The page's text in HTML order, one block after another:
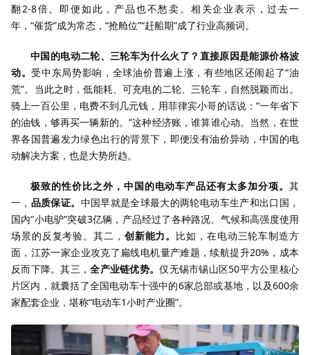
翻2-8倍。即便如此，产品也不愁卖。相关企业表示，过去一
年，“催货”成为常态，“抢舱位”“赶船期”成了行业高频词。
中国的电动二轮、三轮车为什么火了？直接原因是能源价格波
动。受中东局势影响，全球油价普遍上涨，有些地区还闹起了“油
荒”。当此之时，低能耗、可充电的二轮、三轮车，自然脱颖而出。
骑上一百公里，电费不到几元钱，用菲律宾小哥的话说：“一年省下
的油钱，够再买一辆新的。”这种经济账，谁算谁心动。当然，在世
界各国普遍发力绿色出行的背景下，即便没有油价异动，中国的电
动解决方案，也是大势所趋。
极致的性价比之外，中国的电动车产品还有太多加分项。 其
一， 品质保证。 中国早就是全球最大的两轮电动车生产和出口国，
国内“小电驴”突破3亿辆，产品经过了各种路况、气候和高强度使用
场景的反复考验。其二， 创新能力。 比如，在电动三轮车制造方
面，江苏一家企业攻克了扁线电机量产难题，续航提升20%，成本
反而下降。其三，全产业链优势。仅无锡市锡山区50平方公里核心
片区内，就囊括了全国电动车十强中的6家总部或基地，以及600余
家配套企业，堪称“电动车1小时产业圈”。